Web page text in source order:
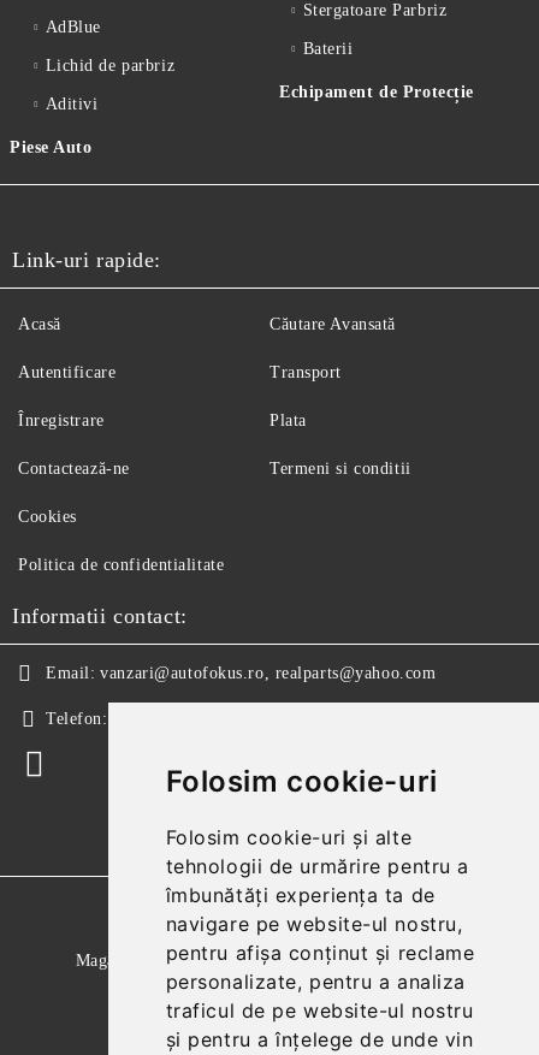
Folosim cookie-uri
Folosim cookie-uri și alte
tehnologii de urmărire pentru a
îmbunătăți experiența ta de
navigare pe website-ul nostru,
pentru afișa conținut și reclame
personalizate, pentru a analiza
traficul de pe website-ul nostru
și pentru a înțelege de unde vin
AdBlue
Lichid de parbriz
Aditivi
Piese Auto
Stergatoare Parbriz
Baterii
Echipament de Protecție
Link-uri rapide:
Acasă
Autentificare
Înregistrare
Contactează-ne
Căutare Avansată
Transport
Plata
Termeni si conditii
Cookies
Politica de confidentialitate
Informatii contact:
Email: vanzari@autofokus.ro, realparts@yahoo.com
Telefon:
Magazinul nostru respecta 100% prevederile GDPR.
Citeste politica de confidentialitate